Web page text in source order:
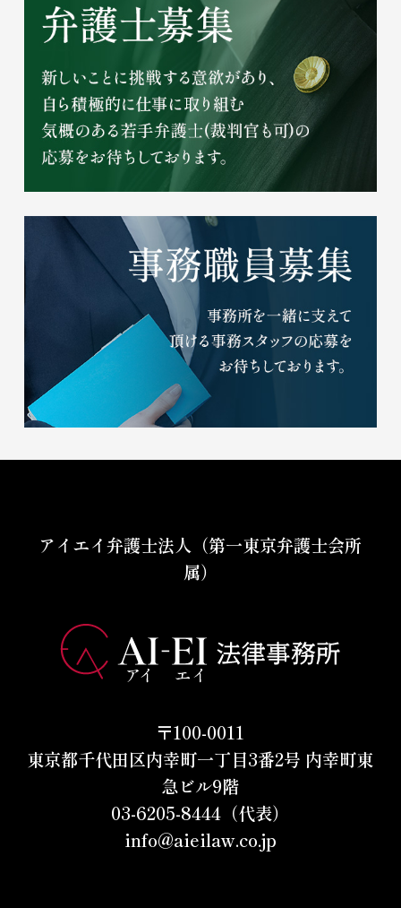
アイエイ弁護士法人（第一東京弁護士会所
属）
〒100-0011
東京都千代田区内幸町一丁目3番2号 内幸町東
急ビル9階
03-6205-8444（代表）
info@aieilaw.co.jp